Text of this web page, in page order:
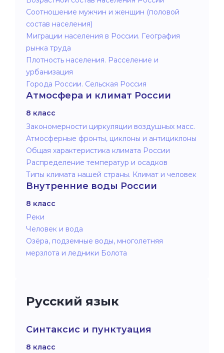
Соотношение мужчин и женщин (половой
состав населения)
Миграции населения в России. География
рынка труда
Плотность населения. Расселение и
урбанизация
Города России. Сельская Россия
Атмосфера и климат России
8 класс
Закономерности циркуляции воздушных масс.
Атмосферные фронты, циклоны и антициклоны
Общая характеристика климата России
Распределение температур и осадков
Типы климата нашей страны. Климат и человек
Внутренние воды России
8 класс
Реки
Человек и вода
Озёра, подземные воды, многолетняя
мерзлота и ледники Болота
Русский язык
Синтаксис и пунктуация
8 класс